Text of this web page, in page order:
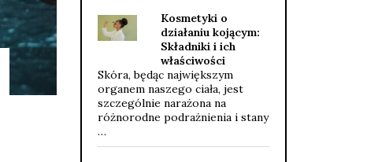
Kosmetyki o
działaniu kojącym:
Składniki i ich
właściwości
Skóra, będąc największym
organem naszego ciała, jest
szczególnie narażona na
różnorodne podrażnienia i stany
…